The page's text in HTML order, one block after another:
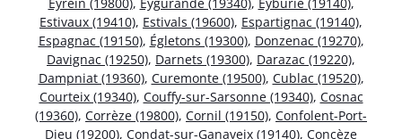
Estivaux (19410), Estivals (19600), Espartignac (19140),
Espagnac (19150), Égletons (19300), Donzenac (19270),
Davignac (19250), Darnets (19300), Darazac (19220),
Dampniat (19360), Curemonte (19500), Cublac (19520),
Courteix (19340), Couffy-sur-Sarsonne (19340), Cosnac
(19360), Corrèze (19800), Cornil (19150), Confolent-Port-
Dieu (19200), Condat-sur-Ganaveix (19140), Concèze